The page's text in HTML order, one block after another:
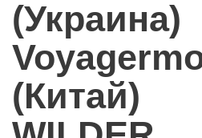
(Украина)
(Китай)